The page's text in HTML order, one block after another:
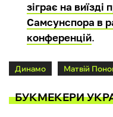
зіграє на виїзді
Самсунспора в
конференцій.
Динамо Матвій
БУКМЕКЕРИ